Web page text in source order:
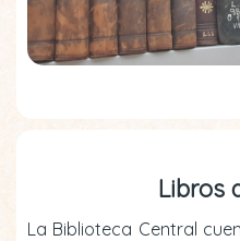
Libros
La Biblioteca Central